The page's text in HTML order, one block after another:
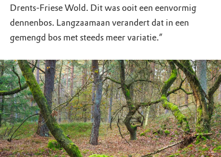
Drents-Friese Wold. Dit was ooit een eenvormig
dennenbos. Langzaamaan verandert dat in een
gemengd bos met steeds meer variatie.”